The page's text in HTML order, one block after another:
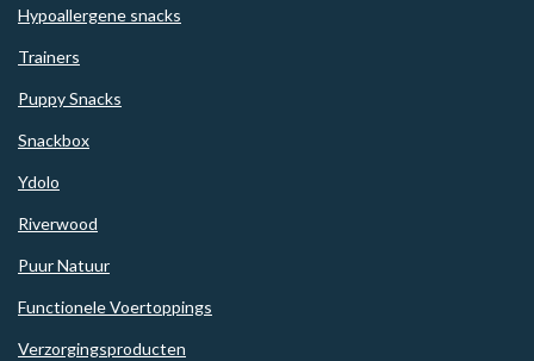
Hypoallergene snacks
Trainers
Puppy Snacks
Snackbox
Ydolo
Riverwood
Puur Natuur
Functionele Voertoppings
Verzorgingsproducten